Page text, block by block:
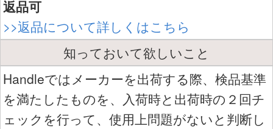
返品可
>>返品について詳しくはこちら
知っておいて欲しいこと
Handleではメーカーを出荷する際、検品基準
を満たしたものを、入荷時と出荷時の２回チ
ェックを行って、使用上問題がないと判断し